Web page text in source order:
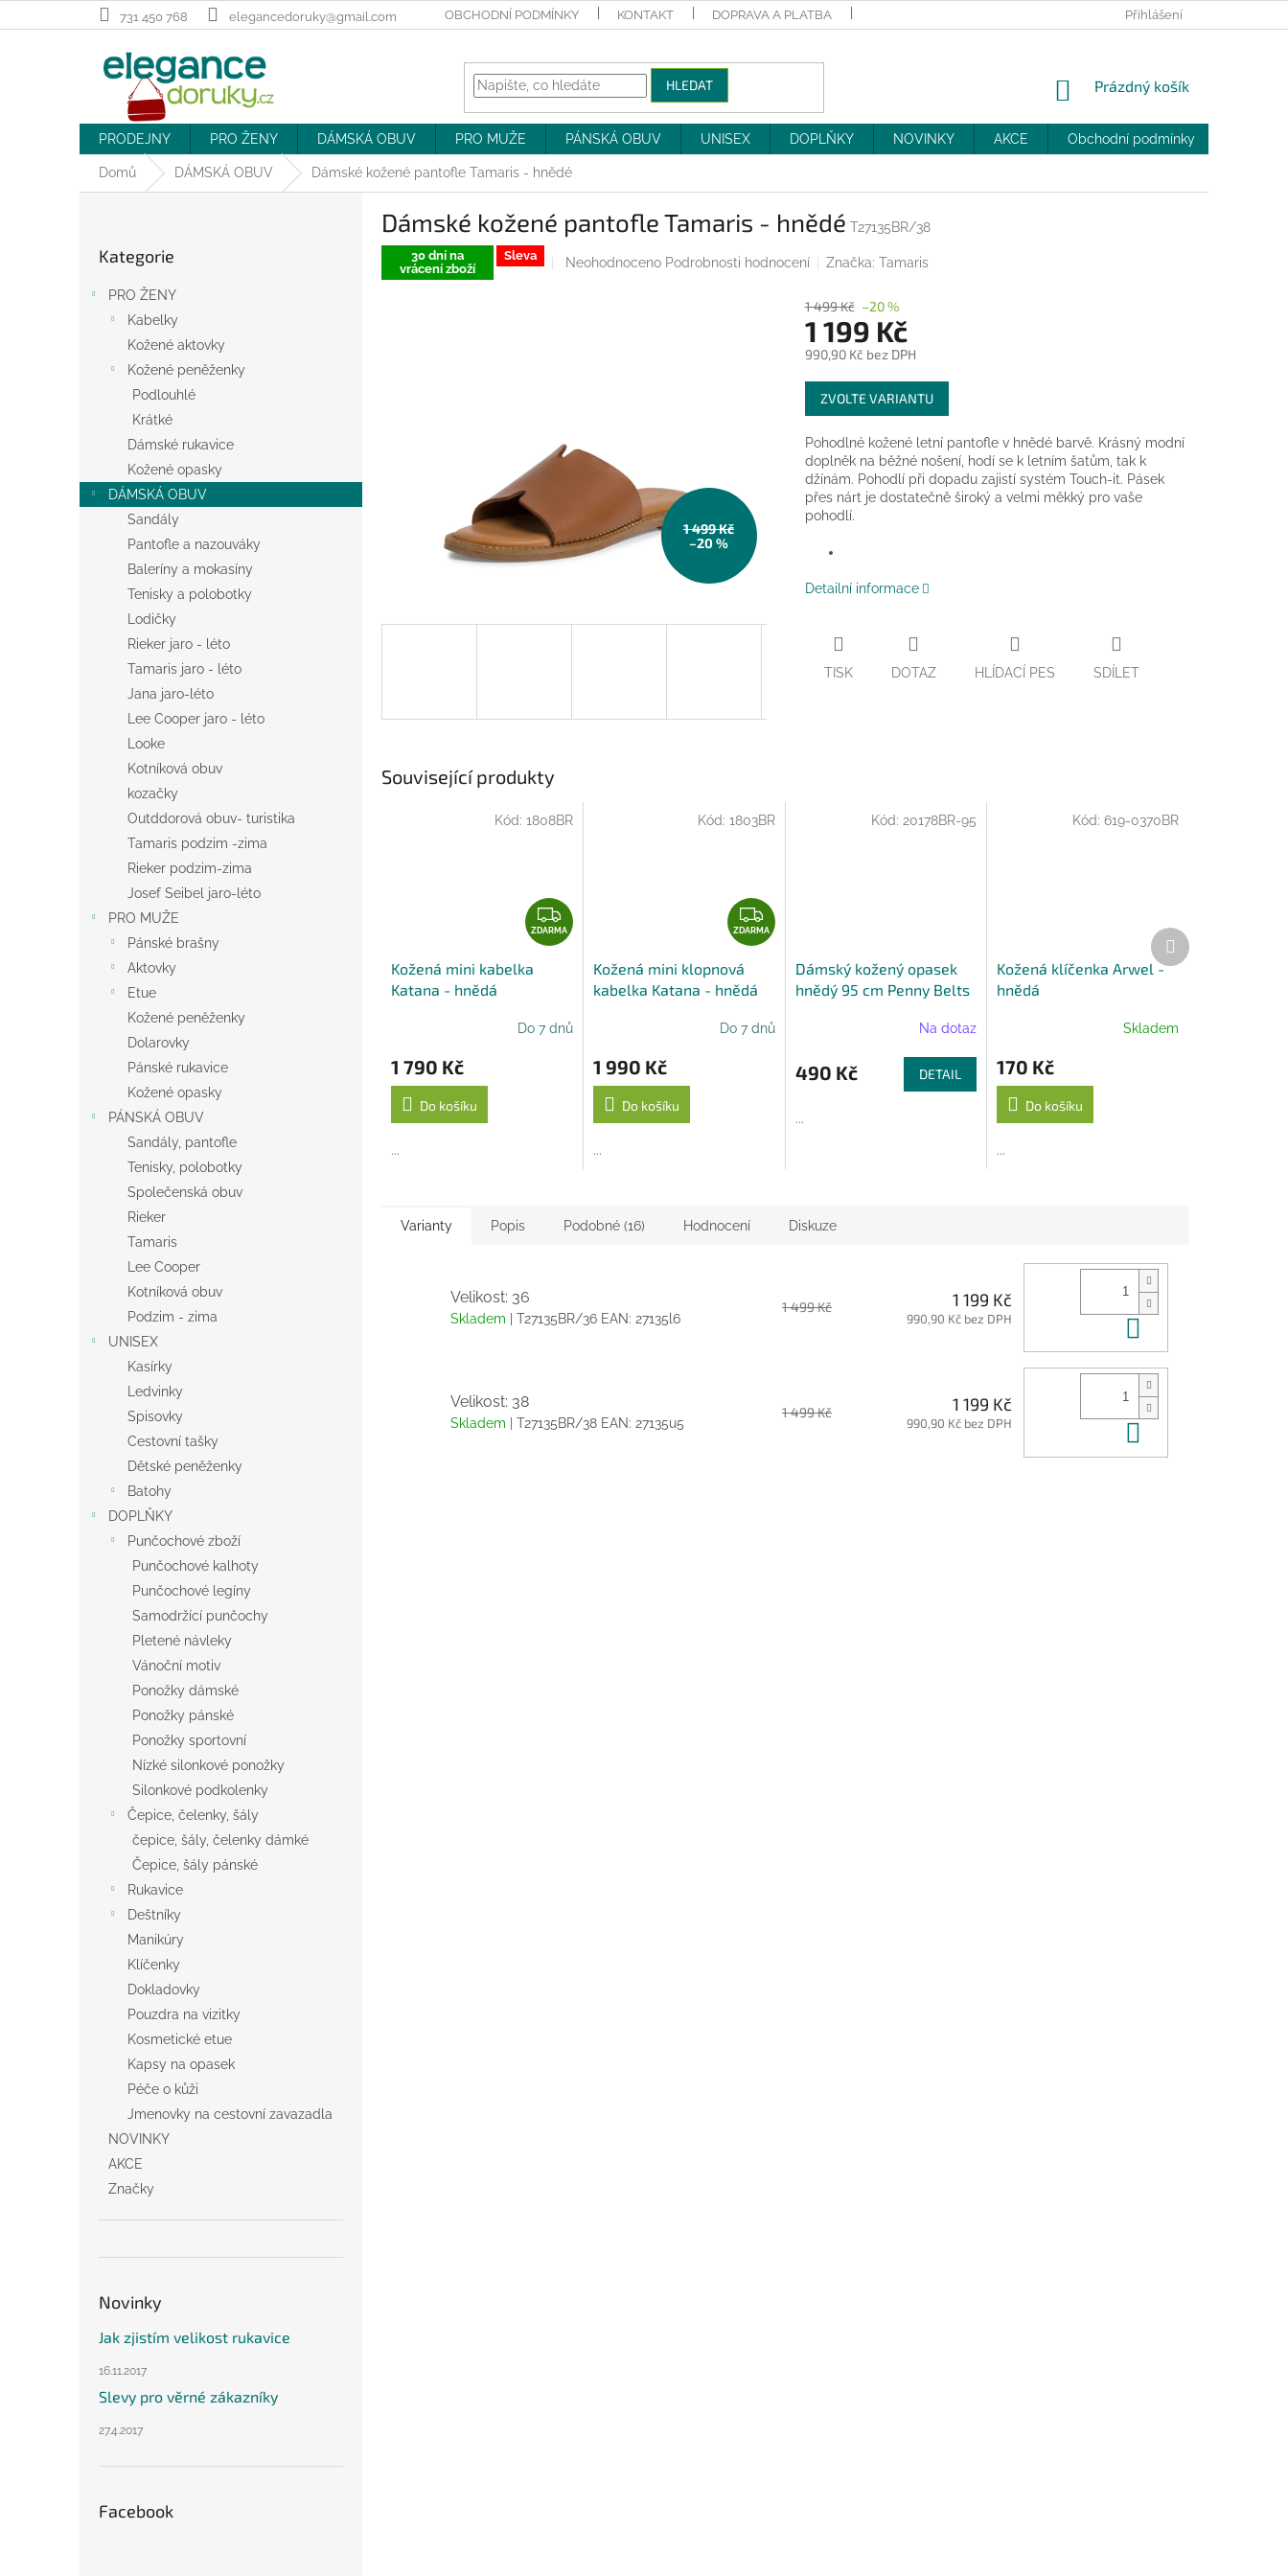
na
731 450 768 elegancedoruky@gmail.com OBCHODNÍ PODMÍNKY KONTAKT DOPRAVA A PLATBA MOJE OBJEDNÁVKA
Přihlášení
HLEDAT
NÁKUPNÍ
Prázdný košík
PRODEJNY PRO ŽENY DÁMSKÁ OBUV PRO MUŽE PÁNSKÁ OBUV UNISEX DOPLŇKY NOVINKY AKCE Obchodní podmínky
Domů DÁMSKÁ OBUV Dámské kožené pantofle Tamaris - hnědé
l
kategorie
Kategorie
PRO ŽENY
Kabelky
Kožené aktovky
Kožené peněženky
Podlouhlé
Krátké
Dámské rukavice
Kožené opasky
DÁMSKÁ OBUV
Sandály
Pantofle a nazouváky
Baleríny a mokasíny
Tenisky a polobotky
Lodičky
Rieker jaro - léto
Tamaris jaro - léto
Jana jaro-léto
Lee Cooper jaro - léto
Looke
Kotníková obuv
kozačky
Outddorová obuv- turistika
Tamaris podzim -zima
Rieker podzim-zima
Josef Seibel jaro-léto
PRO MUŽE
Pánské brašny
Aktovky
Etue
Kožené peněženky
Dolarovky
Pánské rukavice
Kožené opasky
PÁNSKÁ OBUV
Sandály, pantofle
Tenisky, polobotky
Společenská obuv
Rieker
Tamaris
Lee Cooper
Kotníková obuv
Podzim - zima
UNISEX
Kasírky
Ledvinky
Spisovky
Cestovní tašky
Dětské peněženky
Batohy
DOPLŇKY
Punčochové zboží
Punčochové kalhoty
Punčochové legíny
Samodržící punčochy
Pletené návleky
Vánoční motiv
Ponožky dámské
Ponožky pánské
Ponožky sportovní
Nízké silonkové ponožky
Silonkové podkolenky
Čepice, čelenky, šály
čepice, šály, čelenky dámké
Čepice, šály pánské
Rukavice
Deštníky
Manikúry
Klíčenky
Dokladovky
Pouzdra na vizitky
Kosmetické etue
Kapsy na opasek
Péče o kůži
Jmenovky na cestovní zavazadla
NOVINKY
AKCE
Značky
Novinky
Jak zjistím velikost rukavice
16.11.2017
Slevy pro věrné zákazníky
27.4.2017
Facebook
Dámské kožené pantofle Tamaris - hnědé T27135BR/38
30 dní na
vrácení zboží
Sleva
Průměrné
Neohodnoceno Podrobnosti hodnocení Značka:Tamaris
1 499 Kč
–20 %
1 499 Kč –20 %
1 199 Kč
990,90 Kč bez DPH
Měrná
cena:
ZVOLTE VARIANTU
Pohodlné kožené letní pantofle v hnědé barvě. Krásný modní
doplněk na běžné nošení, hodí se k letním šatům, tak k
džínám. Pohodlí při dopadu zajistí systém Touch-it. Pásek
přes nárt je dostatečně široký a velmi měkký pro vaše
pohodlí.
Detailní informace
TISK DOTAZ HLÍDACÍ PES SDÍLET
Související produkty
Z
D
A
ZDARMA
Kožená mini kabelka
Katana - hnědá
Do 7 dnů
1 790 Kč
Do košíku
...
Kód: 1808BR
Z
D
A
ZDARMA
Kožená mini klopnová
kabelka Katana - hnědá
Do 7 dnů
1 990 Kč
Do košíku
...
Kód: 1803BR
Dámský kožený opasek
hnědý 95 cm Penny Belts
Na dotaz
490 Kč DETAIL
...
Kód: 20178BR-95
Kožená klíčenka Arwel -
hnědá
Skladem
170 Kč
Do košíku
...
Kód: 619-0370BR
Další
produkt
Varianty Popis Podobné (16) Hodnocení Diskuze
Velikost: 36
Skladem | T27135BR/36 EAN: 27135l6
1 499 Kč 1 199 Kč
990,90 Kč bez DPH
Velikost: 38
Skladem | T27135BR/38 EAN: 27135u5
1 499 Kč 1 199 Kč
990,90 Kč bez DPH